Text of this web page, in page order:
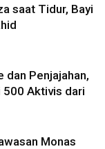
saat Tidur, Bayi
dan Penjajahan,
500 Aktivis dari
Monas